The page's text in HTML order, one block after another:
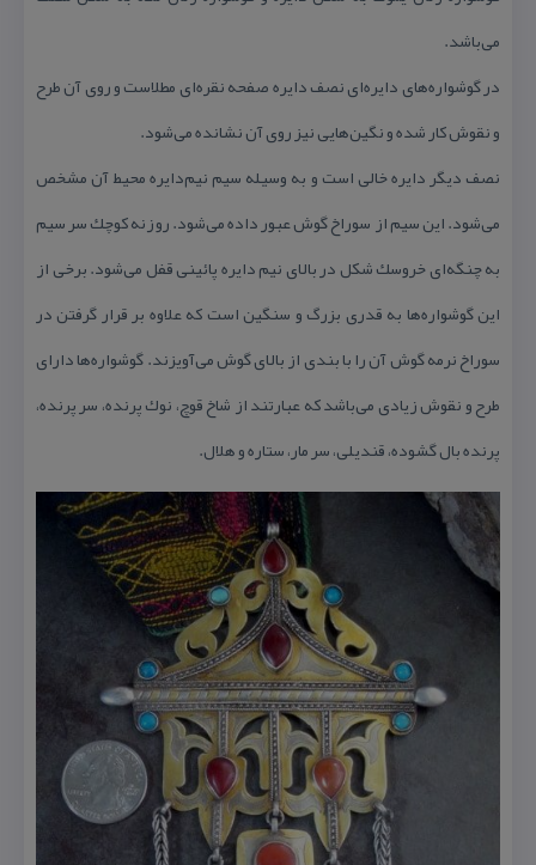
می‌باشد.
در گوشواره‌های دایره‌ای نصف دایره صفحه نقره‌ای مطلاست و روی آن طرح
و نقوش كار شده و نگین‌هایی نیز روی آن نشانده می‌شود.
نصف دیگر دایره خالی است و به وسیله سیم نیم‌دایره محیط آن مشخص
می‌شود. این سیم از سوراخ گوش عبور داده می‌شود. روزنه كوچك سر سیم
به چنگه‌ای خروسك شكل در بالای نیم دایره پائینی قفل می‌شود. برخی از
این گوشواره‌ها به قدری بزرگ و سنگین است كه علاوه بر قرار گرفتن در
سوراخ نرمه گوش آن را با بندی از بالای گوش می‌آویزند. گوشواره‌ها دارای
طرح و نقوش زیادی می‌باشد كه عبارتند از شاخ قوچ، نوك پرنده، سر پرنده،
پرنده بال گشوده، قندیلی، سر مار، ستاره و هلال.